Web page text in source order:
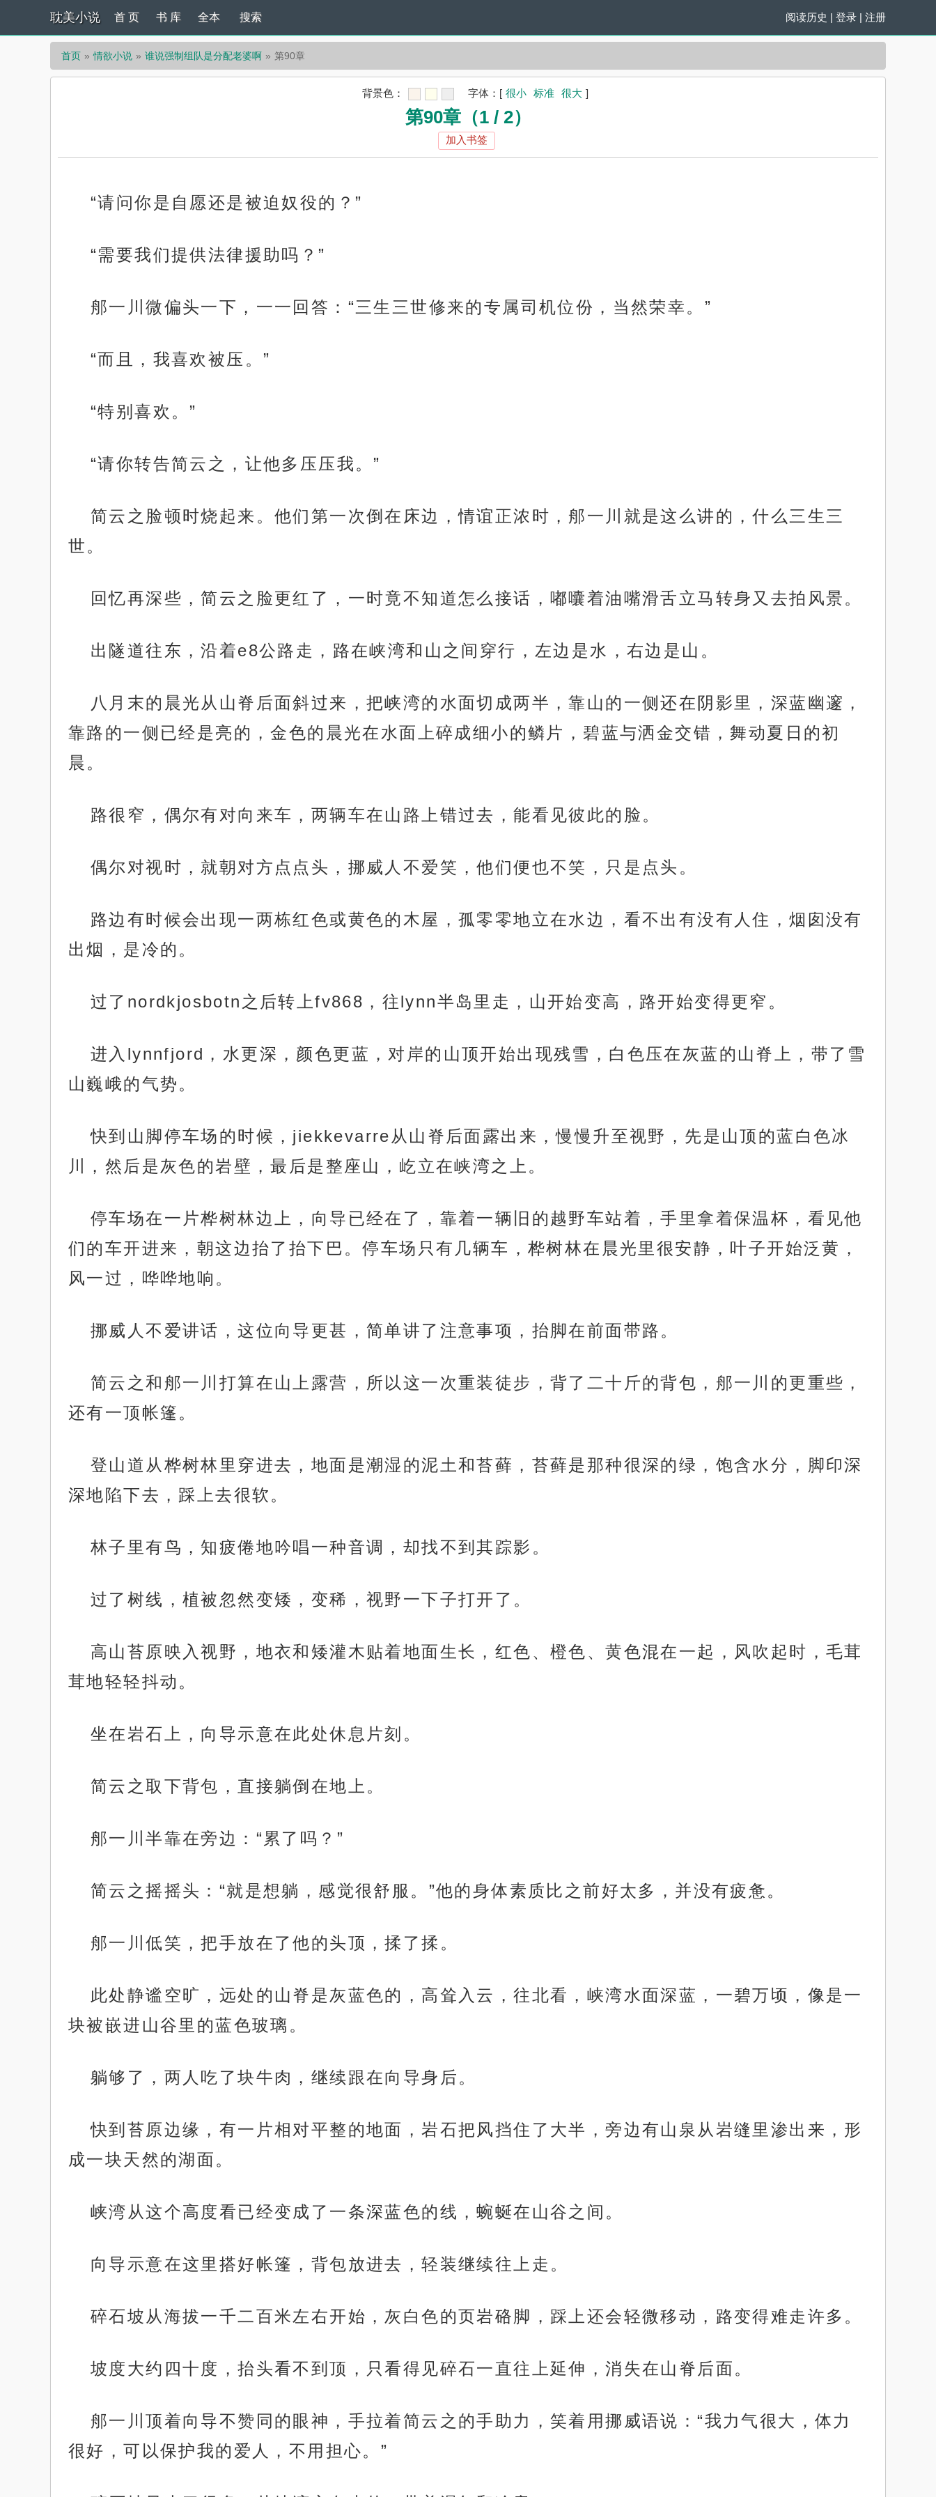
耽美小说 阅读历史 | 登录 | 注册
首 页 书 库 全本 搜索
首页 情欲小说 谁说强制组队是分配老婆啊 第90章
背景色： 字体： [ 很小 标准 很大 ]
第90章（1 / 2）
加入书签
“请问你是自愿还是被迫奴役的？”
“需要我们提供法律援助吗？”
郍一川微偏头一下，一一回答：“三生三世修来的专属司机位份，当然荣幸。”
“而且，我喜欢被压。”
“特别喜欢。”
“请你转告简云之，让他多压压我。”
简云之脸顿时烧起来。他们第一次倒在床边，情谊正浓时，郍一川就是这么讲的，什么三生三
世。
回忆再深些，简云之脸更红了，一时竟不知道怎么接话，嘟囔着油嘴滑舌立马转身又去拍风景。
出隧道往东，沿着e8公路走，路在峡湾和山之间穿行，左边是水，右边是山。
八月末的晨光从山脊后面斜过来，把峡湾的水面切成两半，靠山的一侧还在阴影里，深蓝幽邃，
靠路的一侧已经是亮的，金色的晨光在水面上碎成细小的鳞片，碧蓝与洒金交错，舞动夏日的初
晨。
路很窄，偶尔有对向来车，两辆车在山路上错过去，能看见彼此的脸。
偶尔对视时，就朝对方点点头，挪威人不爱笑，他们便也不笑，只是点头。
路边有时候会出现一两栋红色或黄色的木屋，孤零零地立在水边，看不出有没有人住，烟囱没有
出烟，是冷的。
过了nordkjosbotn之后转上fv868，往lynn半岛里走，山开始变高，路开始变得更窄。
进入lynnfjord，水更深，颜色更蓝，对岸的山顶开始出现残雪，白色压在灰蓝的山脊上，带了雪
山巍峨的气势。
快到山脚停车场的时候，jiekkevarre从山脊后面露出来，慢慢升至视野，先是山顶的蓝白色冰
川，然后是灰色的岩壁，最后是整座山，屹立在峡湾之上。
停车场在一片桦树林边上，向导已经在了，靠着一辆旧的越野车站着，手里拿着保温杯，看见他
们的车开进来，朝这边抬了抬下巴。停车场只有几辆车，桦树林在晨光里很安静，叶子开始泛黄，
风一过，哗哗地响。
挪威人不爱讲话，这位向导更甚，简单讲了注意事项，抬脚在前面带路。
简云之和郍一川打算在山上露营，所以这一次重装徒步，背了二十斤的背包，郍一川的更重些，
还有一顶帐篷。
登山道从桦树林里穿进去，地面是潮湿的泥土和苔藓，苔藓是那种很深的绿，饱含水分，脚印深
深地陷下去，踩上去很软。
林子里有鸟，知疲倦地吟唱一种音调，却找不到其踪影。
过了树线，植被忽然变矮，变稀，视野一下子打开了。
高山苔原映入视野，地衣和矮灌木贴着地面生长，红色、橙色、黄色混在一起，风吹起时，毛茸
茸地轻轻抖动。
坐在岩石上，向导示意在此处休息片刻。
简云之取下背包，直接躺倒在地上。
郍一川半靠在旁边：“累了吗？”
简云之摇摇头：“就是想躺，感觉很舒服。”他的身体素质比之前好太多，并没有疲惫。
郍一川低笑，把手放在了他的头顶，揉了揉。
此处静谧空旷，远处的山脊是灰蓝色的，高耸入云，往北看，峡湾水面深蓝，一碧万顷，像是一
块被嵌进山谷里的蓝色玻璃。
躺够了，两人吃了块牛肉，继续跟在向导身后。
快到苔原边缘，有一片相对平整的地面，岩石把风挡住了大半，旁边有山泉从岩缝里渗出来，形
成一块天然的湖面。
峡湾从这个高度看已经变成了一条深蓝色的线，蜿蜒在山谷之间。
向导示意在这里搭好帐篷，背包放进去，轻装继续往上走。
碎石坡从海拔一千二百米左右开始，灰白色的页岩硌脚，踩上还会轻微移动，路变得难走许多。
坡度大约四十度，抬头看不到顶，只看得见碎石一直往上延伸，消失在山脊后面。
郍一川顶着向导不赞同的眼神，手拉着简云之的手助力，笑着用挪威语说：“我力气很大，体力
很好，可以保护我的爱人，不用担心。”